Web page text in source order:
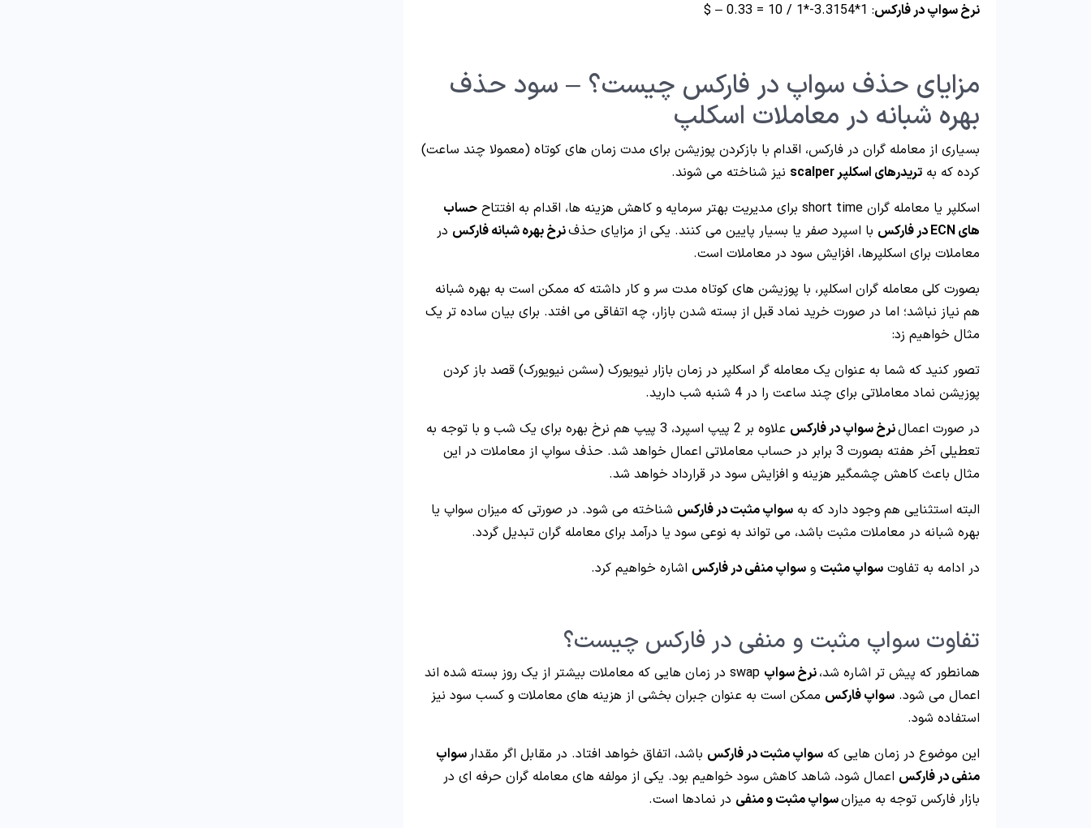
نرخ سواپ در فارکس: 1*3.3154-*1 / 10 = 0.33 – $
مزایای حذف سواپ در فارکس چیست؟ – سود حذف
بهره شبانه در معاملات اسکلپ
بسیاری از معامله گران در فارکس، اقدام با بازکردن پوزیشن برای مدت زمان های کوتاه (معمولا چند ساعت)
کرده که به تریدرهای اسکلپر scalper
نیز شناخته می شوند.
اسکلپر یا معامله گران short time برای مدیریت بهتر سرمایه و کاهش هزینه ها، اقدام به افتتاح
حساب
های ECN در فارکس
با اسپرد صفر یا بسیار پایین می کنند. یکی از مزایای حذفنرخ بهره شبانه فارکس در
معاملات برای اسکلپرها، افزایش سود در معاملات است.
بصورت کلی معامله گران اسکلپر، با پوزیشن های کوتاه مدت سر و کار داشته که ممکن است به بهره شبانه
هم نیاز نباشد؛ اما در صورت خرید نماد قبل از بسته شدن بازار، چه اتفاقی می افتد. برای بیان ساده تر یک
مثال خواهیم زد:
تصور کنید که شما به عنوان یک معامله گر اسکلپر در زمان بازار نیویورک (سشن نیویورک) قصد باز کردن
پوزیشن نماد معاملاتی برای چند ساعت را در 4 شنبه شب دارید.
در صورت اعمالنرخ سواپ در فارکس
علاوه بر 2 پیپ اسپرد، 3 پیپ هم نرخ بهره برای یک شب و با توجه به
تعطیلی آخر هفته بصورت 3 برابر در حساب معاملاتی اعمال خواهد شد. حذف سواپ از معاملات در این
مثال باعث کاهش چشمگیر هزینه و افزایش سود در قرارداد خواهد شد.
البته استثنایی هم وجود دارد که به سواپ مثبت در فارکس شناخته می شود. در صورتی که میزان سواپ یا
بهره شبانه در معاملات مثبت باشد، می تواند به نوعی سود یا درآمد برای معامله گران تبدیل گردد.
در ادامه به تفاوت سواپ مثبت و سواپ منفی در فارکس اشاره خواهیم کرد.
تفاوت سواپ مثبت و منفی در فارکس چیست؟
همانطور که پیش تر اشاره شد،نرخ سواپ
swap در زمان هایی که معاملات بیشتر از یک روز بسته شده اند
اعمال می شود. سواپ فارکس ممکن است به عنوان جبران بخشی از هزینه های معاملات و کسب سود نیز
استفاده شود.
این موضوع در زمان هایی که سواپ مثبت در فارکس باشد، اتفاق خواهد افتاد. در مقابل اگر مقدارسواپ
منفی در فارکس اعمال شود، شاهد کاهش سود خواهیم بود. یکی از مولفه های معامله گران حرفه ای در
بازار فارکس توجه به میزانسواپ مثبت و منفی در نمادها است.